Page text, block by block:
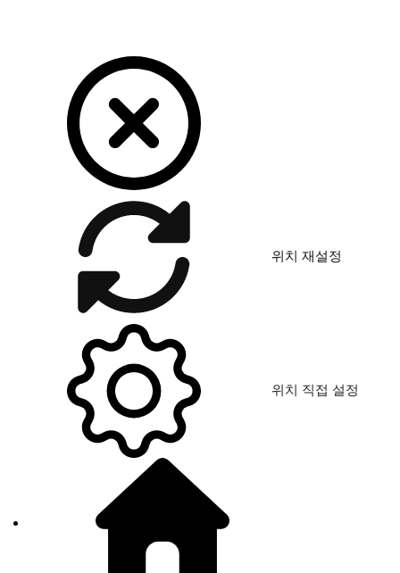
위치 재설정
위치 직접 설정